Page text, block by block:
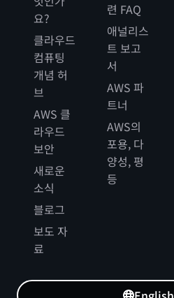
요?
클라우드
컴퓨팅
개념 허
브
AWS 클
라우드
보안
새로운
소식
블로그
보도 자
료
련 FAQ
애널리스
트 보고
서
AWS 파
트너
AWS의
포용, 다
양성, 평
등